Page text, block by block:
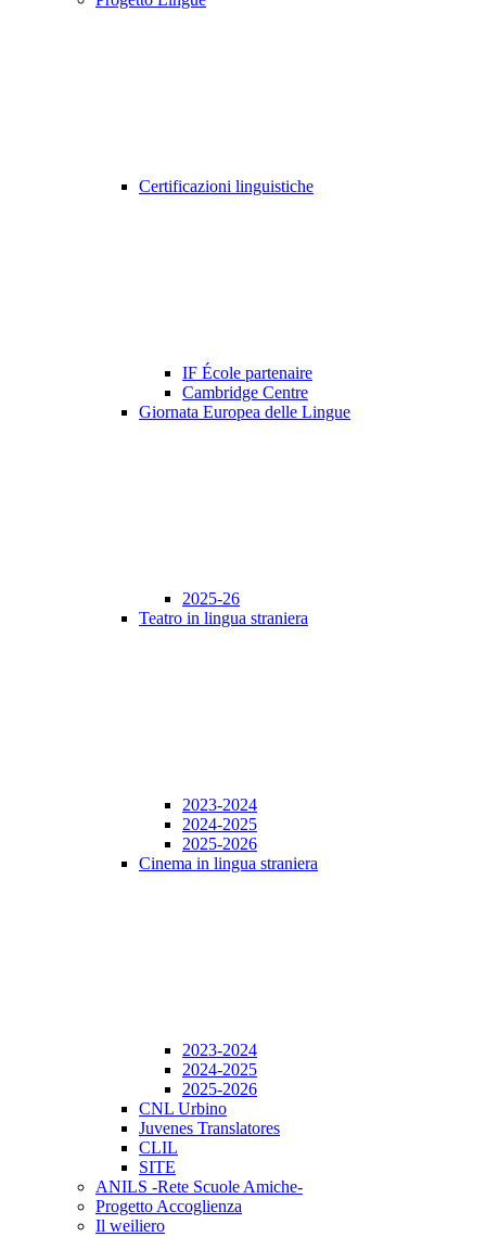
Certificazioni linguistiche
IF École partenaire
Cambridge Centre
Giornata Europea delle Lingue
2025-26
Teatro in lingua straniera
2023-2024
2024-2025
2025-2026
Cinema in lingua straniera
2023-2024
2024-2025
2025-2026
CNL Urbino
Juvenes Translatores
CLIL
SITE
ANILS -Rete Scuole Amiche-
Progetto Accoglienza
Il weiliero